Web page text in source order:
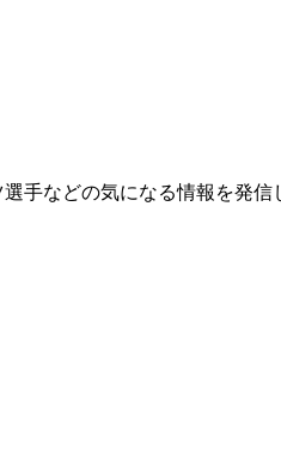
手などの気になる情報を発信